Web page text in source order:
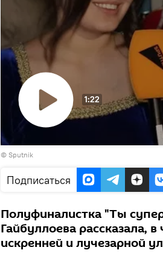
1:22
© Sputnik
Подписаться
Полуфиналистка "Ты
Гайбуллоева рассказала,
искренней и лучезарной